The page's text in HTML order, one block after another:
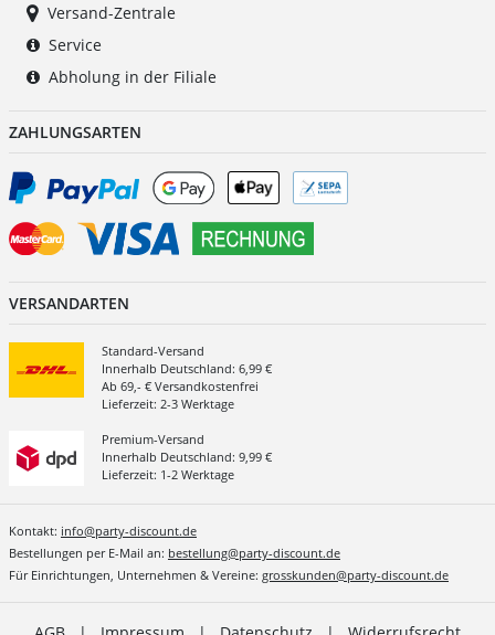
Versand-Zentrale
Service
Abholung in der Filiale
ZAHLUNGSARTEN
VERSANDARTEN
Standard-Versand
Innerhalb Deutschland: 6,99 €
Ab 69,- € Versandkostenfrei
Lieferzeit: 2-3 Werktage
Premium-Versand
Innerhalb Deutschland: 9,99 €
Lieferzeit: 1-2 Werktage
Kontakt: info@party-discount.de
Bestellungen per E-Mail an: bestellung@party-discount.de
Für Einrichtungen, Unternehmen & Vereine: grosskunden@party-discount.de